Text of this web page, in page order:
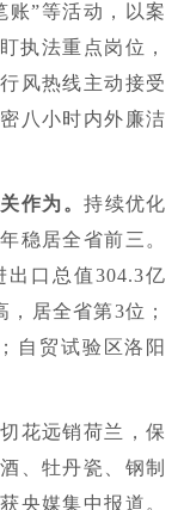
账”等活动，以案
执法重点岗位，
风热线主动接受
八小时内外廉洁
作为。持续优化
稳居全省前三。
出口总值304.3亿
居全省第3位；
自贸试验区洛阳
花远销荷兰，保
、牡丹瓷、钢制
央媒集中报道。